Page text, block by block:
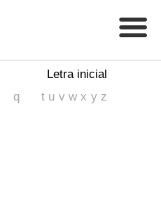
Letra inicial
q t u v w x y z